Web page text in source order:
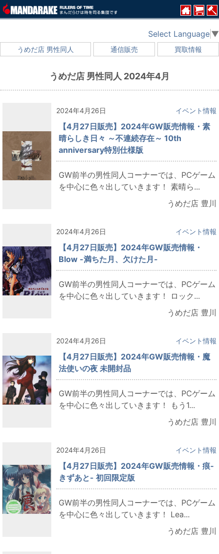
うめだ店 男性同人 通信販売 買取情報
Select Language ▼
うめだ店 男性同人 2024年4月
2024年4月26日 イベント情報
【4月27日販売】2024年GW販売情報・素
晴らしき日々 ～不連続存在～ 10th
anniversary特別仕様版
GW前半の男性同人コーナーでは、PCゲーム
を中心に色々出していきます！ 素晴ら...
うめだ店 豊川
2024年4月26日 イベント情報
【4月27日販売】2024年GW販売情報・
Blow -満ちた月、欠けた月-
GW前半の男性同人コーナーでは、PCゲーム
を中心に色々出していきます！ ロック...
うめだ店 豊川
2024年4月26日 イベント情報
【4月27日販売】2024年GW販売情報・魔
法使いの夜 未開封品
GW前半の男性同人コーナーでは、PCゲーム
を中心に色々出していきます！ もう1...
うめだ店 豊川
2024年4月26日 イベント情報
【4月27日販売】2024年GW販売情報・痕-
きずあと- 初回限定版
GW前半の男性同人コーナーでは、PCゲーム
を中心に色々出していきます！ Lea...
うめだ店 豊川